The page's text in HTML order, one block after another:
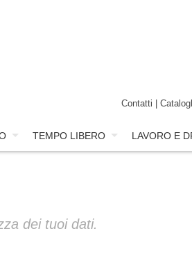
Contatti
TEMPO LIBERO LAVORO E
dei tuoi dati.